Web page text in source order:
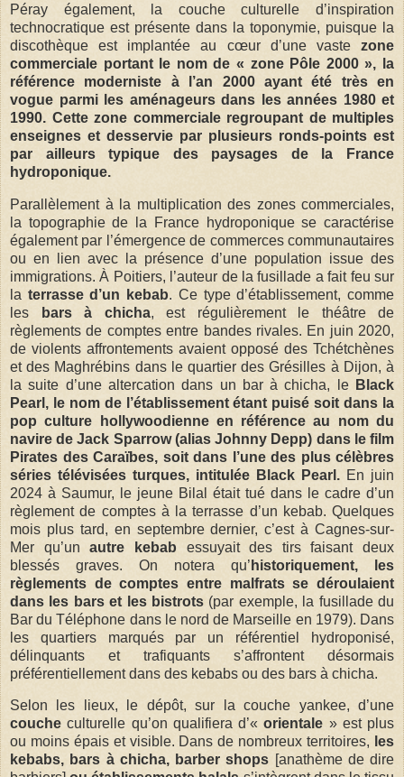
Péray également, la couche culturelle d’inspiration
technocratique est présente dans la toponymie, puisque la
discothèque est implantée au cœur d’une vaste zone
commerciale portant le nom de « zone Pôle 2000 », la
référence moderniste à l’an 2000 ayant été très en
vogue parmi les aménageurs dans les années 1980 et
1990. Cette zone commerciale regroupant de multiples
enseignes et desservie par plusieurs ronds-points est
par ailleurs typique des paysages de la France
hydroponique.
Parallèlement à la multiplication des zones commerciales,
la topographie de la France hydroponique se caractérise
également par l’émergence de commerces communautaires
ou en lien avec la présence d’une population issue des
immigrations. À Poitiers, l’auteur de la fusillade a fait feu sur
la terrasse d’un kebab. Ce type d’établissement, comme
les
bars à chicha, est régulièrement le théâtre de
règlements de comptes entre bandes rivales. En juin 2020,
de violents affrontements avaient opposé des Tchétchènes
et des Maghrébins dans le quartier des Grésilles à Dijon, à
la suite d’une altercation dans un bar à chicha, le Black
Pearl, le nom de l’établissement étant puisé soit dans la
pop culture hollywoodienne en référence au nom du
navire de Jack Sparrow (alias Johnny Depp) dans le film
Pirates des Caraïbes, soit dans l’une des plus célèbres
séries télévisées turques, intitulée Black Pearl. En juin
2024 à Saumur, le jeune Bilal était tué dans le cadre d’un
règlement de comptes à la terrasse d’un kebab. Quelques
mois plus tard, en septembre dernier, c’est à Cagnes-sur-
Mer qu’unautre kebab essuyait des tirs faisant deux
blessés graves. On notera qu’ historiquement, les
règlements de comptes entre malfrats se déroulaient
dans les bars et les bistrots (par exemple, la fusillade du
Bar du Téléphone dans le nord de Marseille en 1979). Dans
les quartiers marqués par un référentiel hydroponisé,
délinquants et trafiquants s’affrontent désormais
préférentiellement dans des kebabs ou des bars à chicha.
Selon les lieux, le dépôt, sur la couche yankee, d’une
coucheculturelle qu’on qualifiera d’«orientale » est plus
ou moins épais et visible. Dans de nombreux territoires, les
kebabs, bars à chicha, barber shops
[anathème de dire